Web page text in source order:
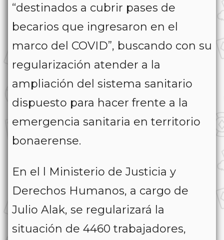
“destinados a cubrir pases de
becarios que ingresaron en el
marco del COVID”, buscando con su
regularización atender a la
ampliación del sistema sanitario
dispuesto para hacer frente a la
emergencia sanitaria en territorio
bonaerense.
En el l Ministerio de Justicia y
Derechos Humanos, a cargo de
Julio Alak, se regularizará la
situación de 4460 trabajadores,